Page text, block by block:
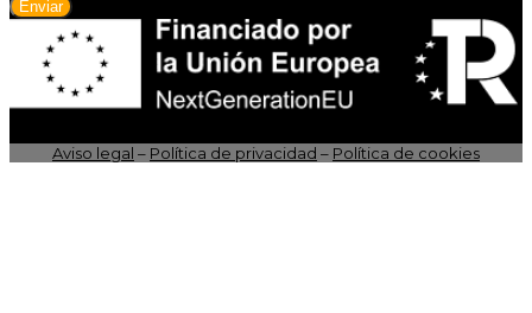
Enviar
Aviso legal – Política de privacidad – Política de cookies